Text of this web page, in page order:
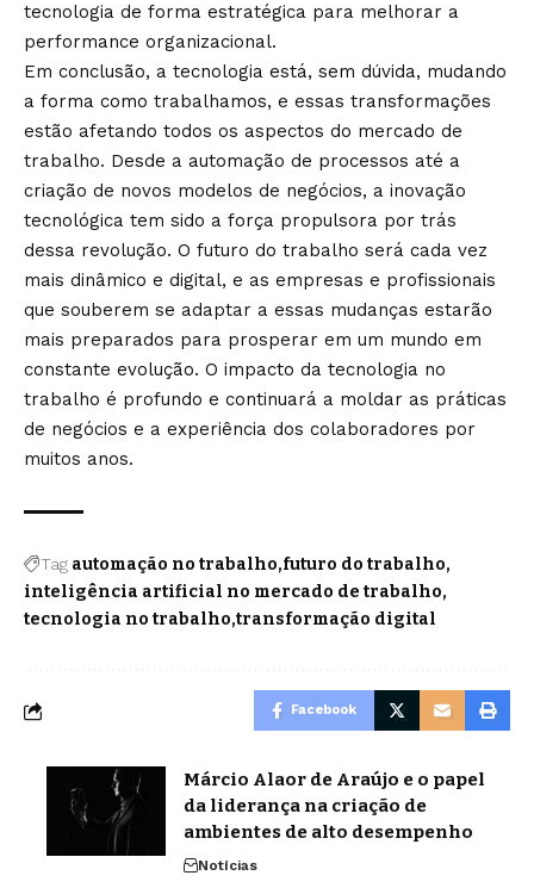
tecnologia de forma estratégica para melhorar a
performance organizacional.
Em conclusão, a tecnologia está, sem dúvida, mudando
a forma como trabalhamos, e essas transformações
estão afetando todos os aspectos do mercado de
trabalho. Desde a automação de processos até a
criação de novos modelos de negócios, a inovação
tecnológica tem sido a força propulsora por trás
dessa revolução. O futuro do trabalho será cada vez
mais dinâmico e digital, e as empresas e profissionais
que souberem se adaptar a essas mudanças estarão
mais preparados para prosperar em um mundo em
constante evolução. O impacto da tecnologia no
trabalho é profundo e continuará a moldar as práticas
de negócios e a experiência dos colaboradores por
muitos anos.
Tag automação no trabalho futuro do trabalho
inteligência artificial no mercado de trabalho
tecnologia no trabalho transformação digital
Facebook
Márcio Alaor de Araújo e o papel
da liderança na criação de
ambientes de alto desempenho
Notícias